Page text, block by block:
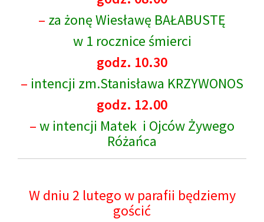
– za żonę Wiesławę BAŁABUSTĘ
w 1 rocznice śmierci
godz. 10.30
– intencji zm.Stanisława KRZYWONOS
godz. 12.00
–w intencji Matek i Ojców Żywego
Różańca
W dniu 2 lutego w parafii będziemy
gościć